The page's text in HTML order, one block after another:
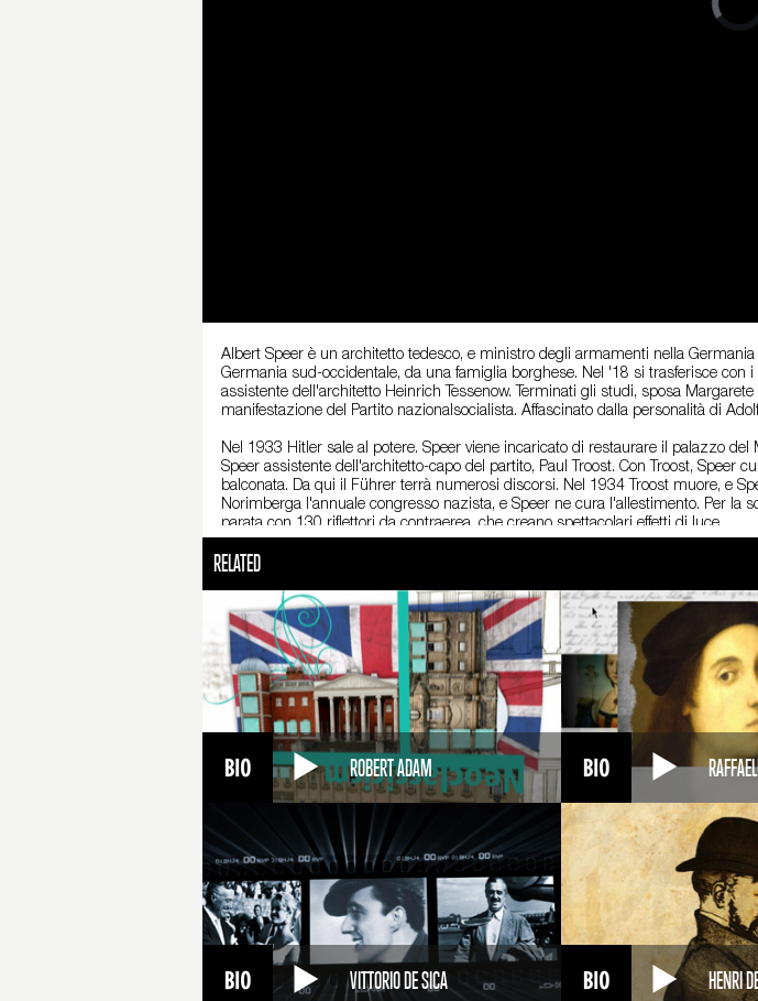
Albert Speer è un architetto tedesco, e ministro degli armamenti nella
Germania sud-occidentale, da una famiglia borghese. Nel '18 si trasferisce
assistente dell'architetto Heinrich Tessenow. Terminati gli studi, sposa
manifestazione del Partito nazionalsocialista. Affascinato dalla personalità di
Nel 1933 Hitler sale al potere. Speer viene incaricato di restaurare il palazzo
Speer assistente dell'architetto-capo del partito, Paul Troost. Con Troost, Speer
balconata. Da qui il Führer terrà numerosi discorsi. Nel 1934 Troost muore, e
Norimberga l'annuale congresso nazista, e Speer ne cura l'allestimento. Per la
parata con 130 riflettori da contraerea, che creano spettacolari effetti di luce.
Le ambizioni del regime nazista trovano riscontro nello stile maestoso di Speer,
dell'intera Berlino, Speer disegna una città monumentale: progetta un
Speer pensa di costruire una cupola di 250 m di diametro; all'altro capo, un arco
Ma nel '39 scoppia la Seconda guerra mondiale, e il progetto di Speer resta
Ministro degli armamenti e delle munizioni. Nel ’43 gli viene anche affidato il
processano i gerarchi nazisti. Tra loro, c'è anche Albert Speer. È accusato di
sterminio. Speer si dichiara colpevole, ma non ammette una partecipazione
Condannato a 20 anni di prigione, sconta la pena nel carcere di Spandau.
Muore a Londra il 1 settembre 1981, a 76 anni.
RELATED
ROBERT ADAM
VITTORIO DE SICA HENRI